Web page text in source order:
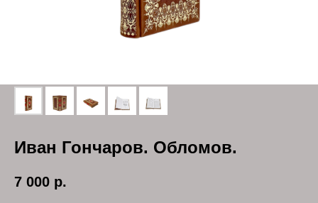
Иван Гончаров. Обломов.
7 000 р.